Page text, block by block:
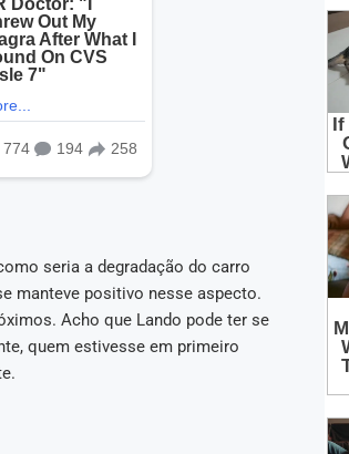
seria a degradação do carro
manteve positivo nesse aspecto.
Acho que Lando pode ter se
quem estivesse em primeiro